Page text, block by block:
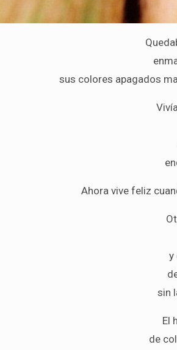
sus colores apagados
Ahora vive feliz
y
sin
El
de